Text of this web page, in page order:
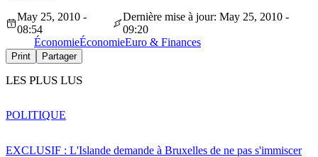
May 25, 2010 -
08:54
Dernière mise à jour: May 25, 2010 -
09:20
ÉconomieÉconomieEuro & Finances
Print Partager
LES PLUS LUS
EXCLUSIF : L'Islande demande à Bruxelles de ne pas s'immiscer
POLITIQUE